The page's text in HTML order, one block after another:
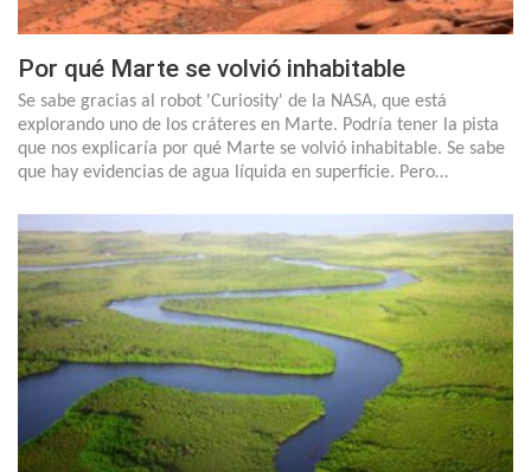
Por qué Marte se volvió inhabitable
Se sabe gracias al robot 'Curiosity' de la NASA, que está
explorando uno de los cráteres en Marte. Podría tener la pista
que nos explicaría por qué Marte se volvió inhabitable. Se sabe
que hay evidencias de agua líquida en superficie. Pero…